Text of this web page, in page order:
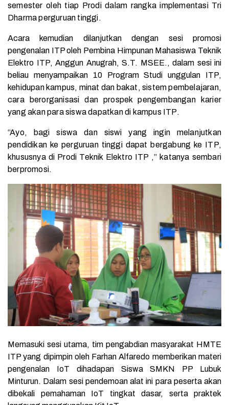
semester oleh tiap Prodi dalam rangka implementasi Tri
Dharma perguruan tinggi.
Acara kemudian dilanjutkan dengan sesi promosi
pengenalan ITP oleh Pembina Himpunan Mahasiswa Teknik
Elektro ITP, Anggun Anugrah, S.T. MSEE., dalam sesi ini
beliau menyampaikan 10 Program Studi unggulan ITP,
kehidupan kampus, minat dan bakat, sistem pembelajaran,
cara berorganisasi dan prospek pengembangan karier
yang akan para siswa dapatkan di kampus ITP.
“Ayo, bagi siswa dan siswi yang ingin melanjutkan
pendidikan ke perguruan tinggi dapat bergabung ke ITP,
khususnya di Prodi Teknik Elektro ITP ,” katanya sembari
berpromosi.
Memasuki sesi utama, tim pengabdian masyarakat HMTE
ITP yang dipimpin oleh Farhan Alfaredo memberikan materi
pengenalan IoT dihadapan SiswaSMKN PP Lubuk
Minturun. Dalam sesi pendemoan alat ini para peserta akan
dibekali pemahaman IoT tingkat dasar, serta praktek